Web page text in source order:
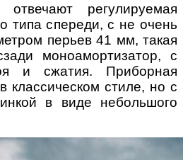
отвечают регулируемая
типа спереди, с не очень
перьев 41 мм, такая
моноамортизатор, с
и сжатия. Приборная
классическом стиле, но с
в виде небольшого